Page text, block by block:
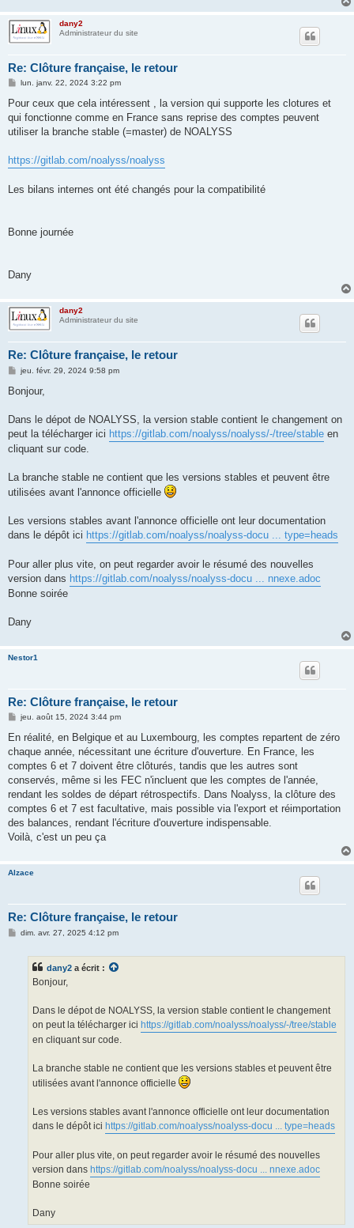
dany2
Administrateur du site
Re: Clôture française, le retour
M
s
a
g
lun. janv. 22, 2024 3:22 pm
Pour ceux que cela intéressent , la version qui supporte les clotures et
qui fonctionne comme en France sans reprise des comptes peuvent
utiliser la branche stable (=master) de NOALYSS
https://gitlab.com/noalyss/noalyss
Les bilans internes ont été changés pour la compatibilité
Bonne journée
Dany
dany2
Administrateur du site
Re: Clôture française, le retour
M
s
g
jeu. févr. 29, 2024 9:58 pm
Bonjour,
Dans le dépot de NOALYSS, la version stable contient le changement on
peut la télécharger ici https://gitlab.com/noalyss/noalyss/-/tree/stable en
cliquant sur code.
La branche stable ne contient que les versions stables et peuvent être
utilisées avant l'annonce officielle
Les versions stables avant l'annonce officielle ont leur documentation
dans le dépôt ici https://gitlab.com/noalyss/noalyss-docu ... type=heads
Pour aller plus vite, on peut regarder avoir le résumé des nouvelles
version dans https://gitlab.com/noalyss/noalyss-docu ... nnexe.adoc
Bonne soirée
Dany
Nestor1
Re: Clôture française, le retour
M
s
a
g
jeu. août 15, 2024 3:44 pm
En réalité, en Belgique et au Luxembourg, les comptes repartent de zéro
chaque année, nécessitant une écriture d'ouverture. En France, les
comptes 6 et 7 doivent être clôturés, tandis que les autres sont
conservés, même si les FEC n'incluent que les comptes de l'année,
rendant les soldes de départ rétrospectifs. Dans Noalyss, la clôture des
comptes 6 et 7 est facultative, mais possible via l'export et réimportation
des balances, rendant l'écriture d'ouverture indispensable.
Voilà, c'est un peu ça
Alzace
Re: Clôture française, le retour
Mdim. avr. 27, 2025 4:12 pm
dany2 a écrit :
Bonjour,
Dans le dépot de NOALYSS, la version stable contient le changement
on peut la télécharger ici https://gitlab.com/noalyss/noalyss/-/tree/stable
en cliquant sur code.
La branche stable ne contient que les versions stables et peuvent être
utilisées avant l'annonce officielle
Les versions stables avant l'annonce officielle ont leur documentation
dans le dépôt ici https://gitlab.com/noalyss/noalyss-docu ... type=heads
Pour aller plus vite, on peut regarder avoir le résumé des nouvelles
version dans https://gitlab.com/noalyss/noalyss-docu ... nnexe.adoc
Bonne soirée
Dany